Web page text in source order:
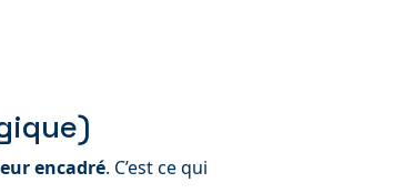
encadré. C’est ce qui